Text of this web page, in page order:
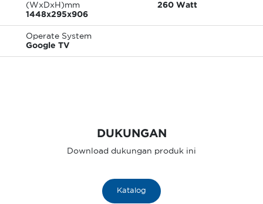
(WxDxH)mm
1448x295x906
260 Watt
Operate System
Google TV
DUKUNGAN
Download dukungan produk ini
Katalog